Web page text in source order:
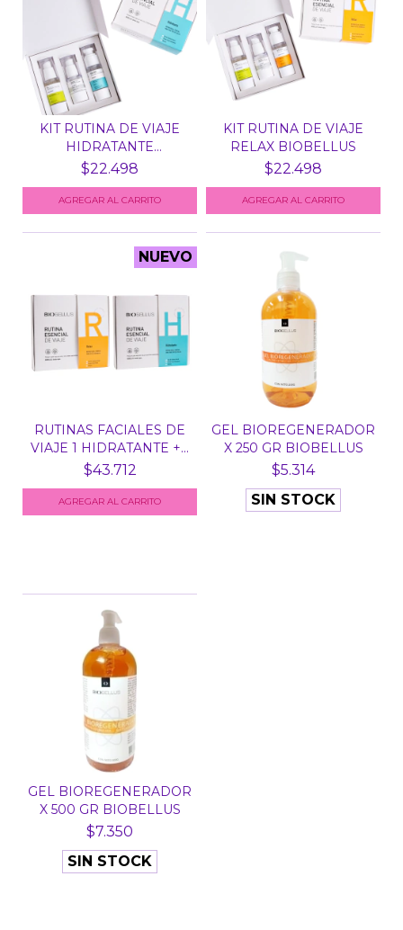
KIT RUTINA DE VIAJE
HIDRATANTE
BIOBELLUS
$22.498
KIT RUTINA DE VIAJE
RELAX BIOBELLUS
$22.498
NUEVO
RUTINAS FACIALES DE
VIAJE 1 HIDRATANTE +...
$43.712
GEL BIOREGENERADOR
X 250 GR BIOBELLUS
$5.314
SIN STOCK
GEL BIOREGENERADOR
X 500 GR BIOBELLUS
$7.350
SIN STOCK